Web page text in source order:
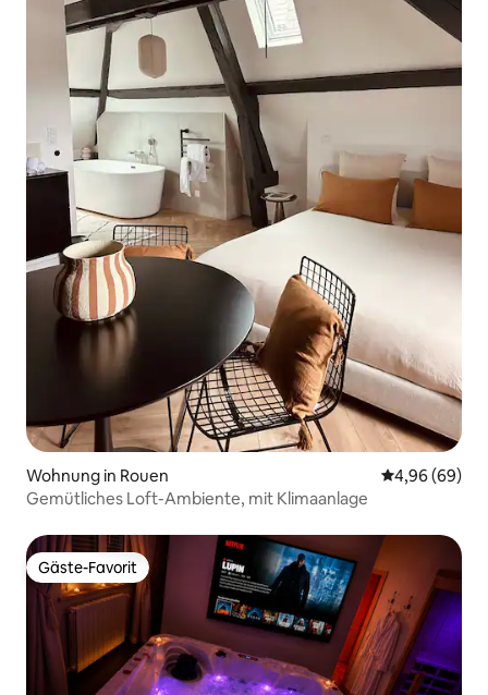
Wohnung in Rouen
4,96 (69)
Gemütliches Loft-Ambiente, mit Klimaanlage
Gäste-Favorit
Gäste-Favorit